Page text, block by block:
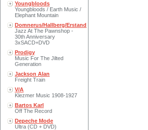
Youngbloods
Youngbloods / Earth Music /
Elephant Mountain
Domnerus/Hallberg/Erstand
Jazz At The Pawnshop -
30th Anniversary
3xSACD+DVD
Prodigy
Music For The Jilted
Generation
Jackson Alan
Freight Train
V/A
Klezmer Music 1908-1927
Bartos Karl
Off The Record
Depeche Mode
Ultra (CD + DVD)